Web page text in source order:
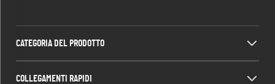
CATEGORIA DEL PRODOTTO
COLLEGAMENTI RAPIDI